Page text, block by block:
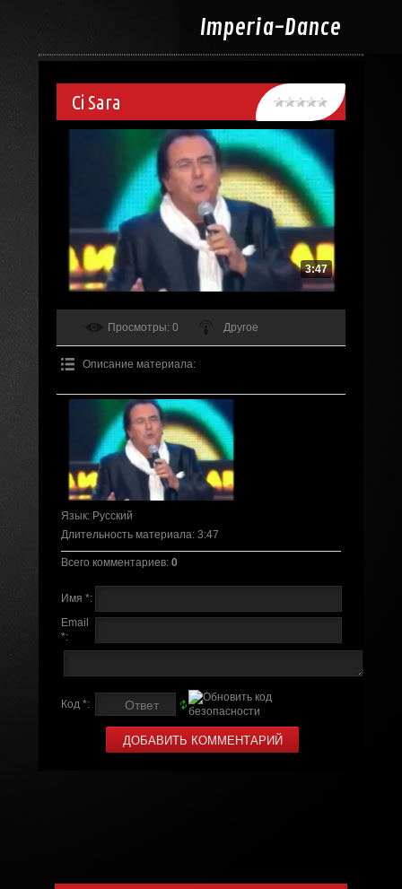
Imperia-Dance
Ci Sara
3:47
Просмотры: 0 Другое
Описание материала:
Язык: Русский
Длительность материала: 3:47
Всего комментариев: 0
Имя *:
Email
*:
Код *: